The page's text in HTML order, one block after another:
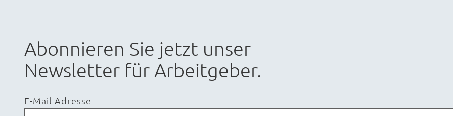
Abonnieren Sie jetzt unser
Newsletter für Arbeitgeber.
E-Mail Adresse